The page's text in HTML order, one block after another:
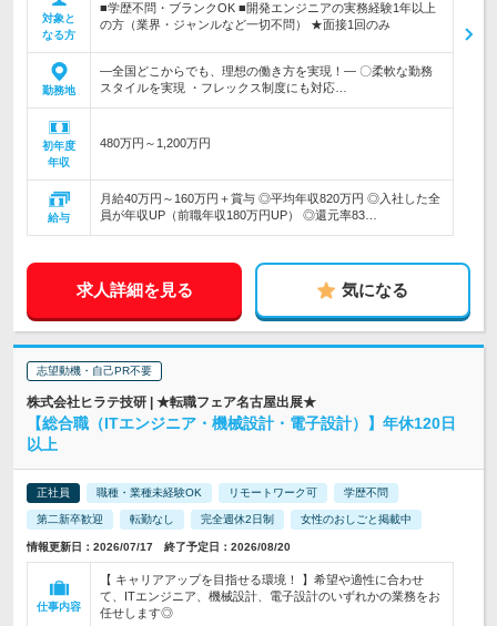
対象と
なる方
■学歴不問・ブランクOK ■開発エンジニアの実務経験1年以上
の方（業界・ジャンルなど一切不問） ★面接1回のみ
勤務地
―全国どこからでも、理想の働き方を実現！― 〇柔軟な勤務
スタイルを実現 ・フレックス制度にも対応…
初年度
年収
480万円～1,200万円
給与
月給40万円～160万円＋賞与 ◎平均年収820万円 ◎入社した全
員が年収UP（前職年収180万円UP） ◎還元率83…
求人詳細を見る 気になる
志望動機・自己PR不要
株式会社ヒラテ技研 | ★転職フェア名古屋出展★
【総合職（ITエンジニア・機械設計・電子設計）】年休120日
以上
正社員 職種・業種未経験OK リモートワーク可 学歴不問
第二新卒歓迎 転勤なし 完全週休2日制 女性のおしごと掲載中
情報更新日：2026/07/17 終了予定日：2026/08/20
仕事内容
【 キャリアアップを目指せる環境！ 】希望や適性に合わせ
て、ITエンジニア、機械設計、電子設計のいずれかの業務をお
任せします◎